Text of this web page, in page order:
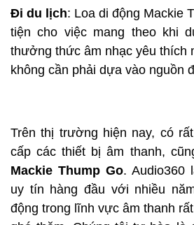
Đi du lịch: Loa di động Mackie
tiện cho việc mang theo khi
thưởng thức âm nhạc yêu thích
không cần phải dựa vào nguồn
Trên thị trường hiện nay, có
cấp các thiết bị âm thanh,
Mackie Thump Go. Audio360
uy tín hàng đầu với nhiều
động trong lĩnh vực âm thanh